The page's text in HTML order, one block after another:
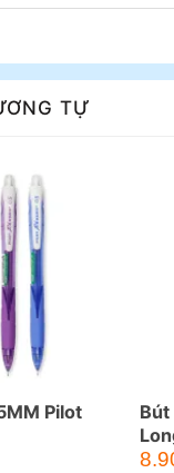
TỰ
Pilot
Bút